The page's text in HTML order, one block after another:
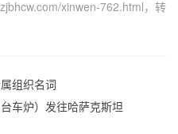
xinwen-762.html，转
组织名词
车炉）发往哈萨克斯坦